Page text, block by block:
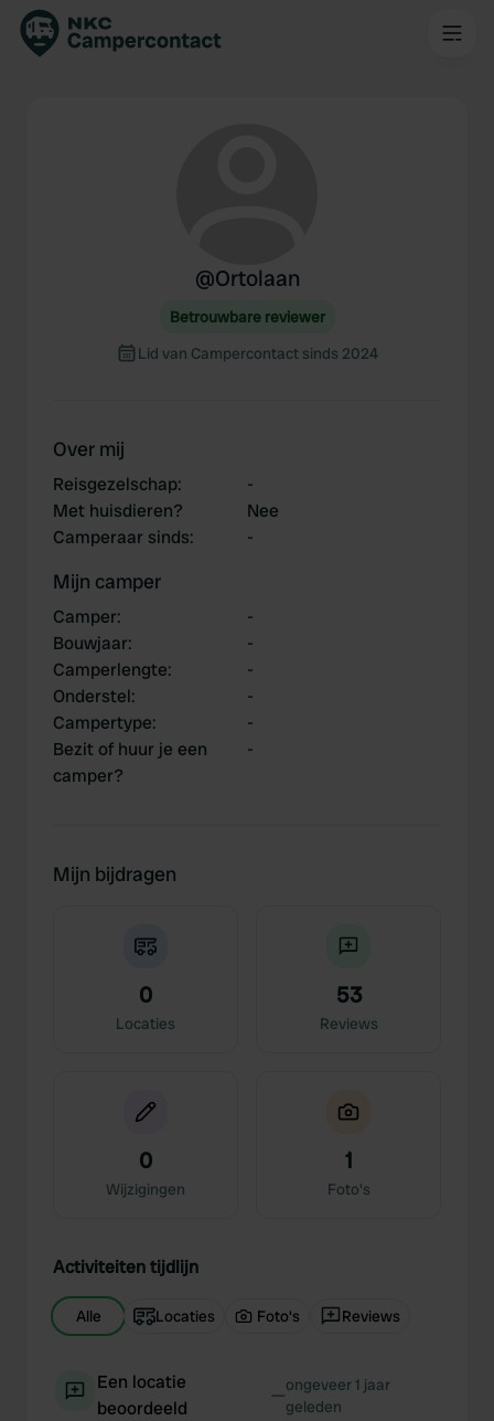
@Ortolaan
Betrouwbare reviewer
Lid van Campercontact sinds 2024
Over mij
Reisgezelschap:
-
Met huisdieren?
Nee
Camperaar sinds: -
Mijn camper
Camper:
-
Bouwjaar:
-
Camperlengte:
-
Onderstel:
-
Campertype:
-
Bezit of huur je een
camper?
-
Mijn bijdragen
0
Locaties
53
Reviews
0
Wijzigingen
1
Foto's
Activiteiten tijdlijn
Alle Locaties Foto's Reviews
Een locatie
beoordeeld
—ongeveer 1 jaar
geleden